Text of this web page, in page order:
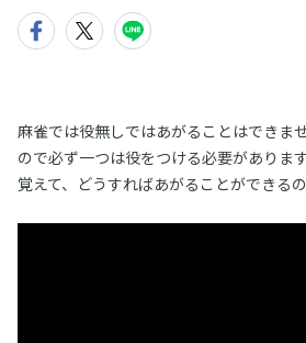
麻雀では役無しではあがることはできま
ので必ず一つは役をつける必要がありま
覚えて、どうすればあがることができる